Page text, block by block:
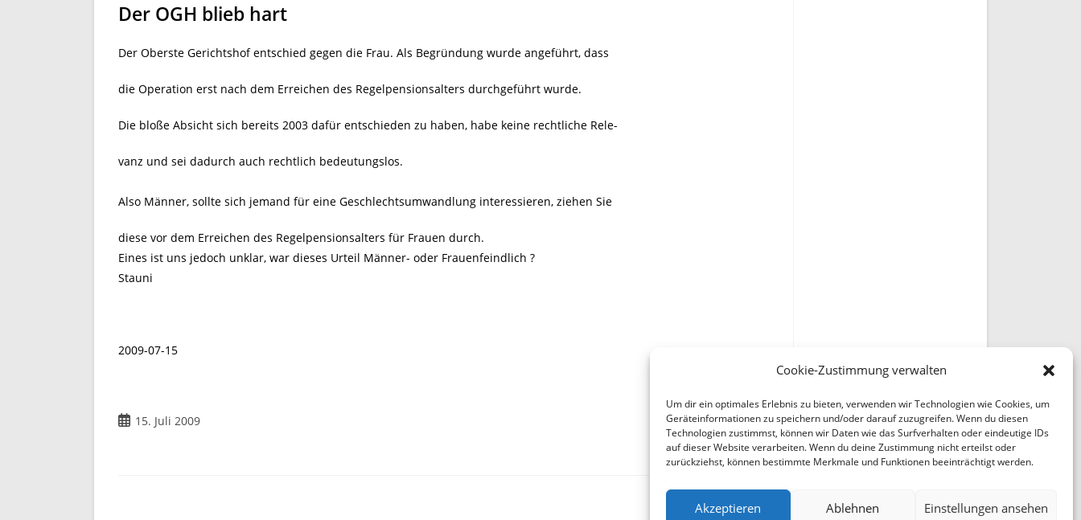
Cookie-Zustimmung verwalten
Um dir ein optimales Erlebnis zu bieten, verwenden wir Technologien wie Cookies, um
Geräteinformationen zu speichern und/oder darauf zuzugreifen. Wenn du diesen
Technologien zustimmst, können wir Daten wie das Surfverhalten oder eindeutige IDs
auf dieser Website verarbeiten. Wenn du deine Zustimmung nicht erteilst oder
zurückziehst, können bestimmte Merkmale und Funktionen beeinträchtigt werden.
Akzeptieren Ablehnen Einstellungen ansehen
Der OGH blieb hart
Der Oberste Gerichtshof entschied gegen die Frau. Als Begründung wurde angeführt, dass
die Operation erst nach dem Erreichen des Regelpensionsalters durchgeführt wurde.
Die bloße Absicht sich bereits 2003 dafür entschieden zu haben, habe keine rechtliche Rele-
vanz und sei dadurch auch rechtlich bedeutungslos.
Also Männer, sollte sich jemand für eine Geschlechtsumwandlung interessieren, ziehen Sie
diese vor dem Erreichen des Regelpensionsalters für Frauen durch.
Eines ist uns jedoch unklar, war dieses Urteil Männer- oder Frauenfeindlich ?
Stauni
2009-07-15
Beitrag15. Juli 2009